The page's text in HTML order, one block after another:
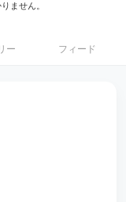
ません。
ー フィード